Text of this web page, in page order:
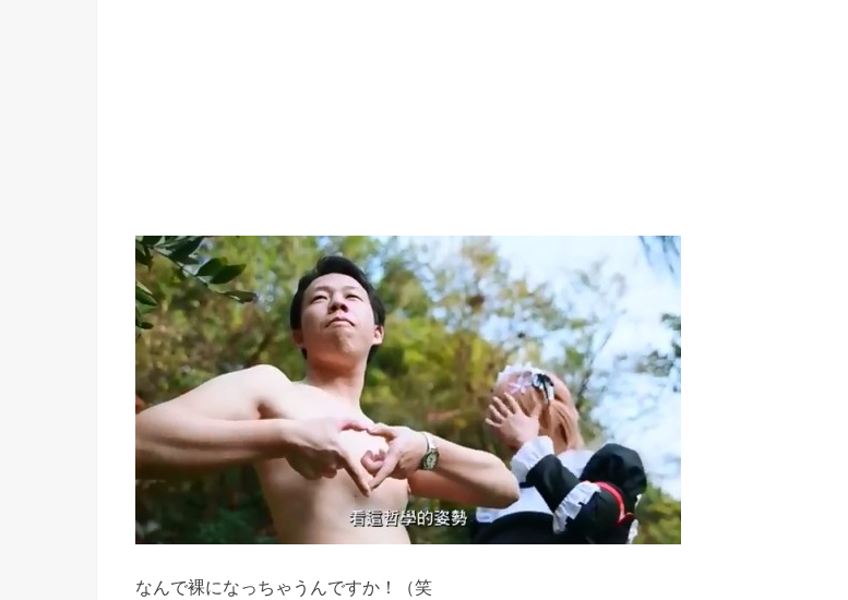
なんで裸になっちゃうんですか！（笑